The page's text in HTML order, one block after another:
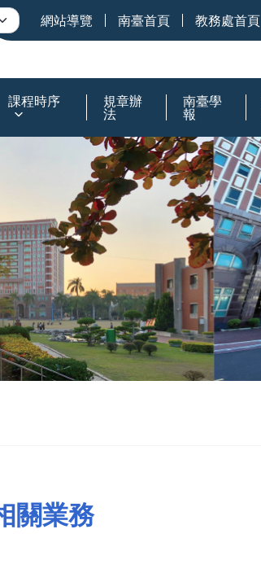
網站導覽 南臺首頁 教務處首頁
課程時序 規章辦
法
南臺學
報
關業務